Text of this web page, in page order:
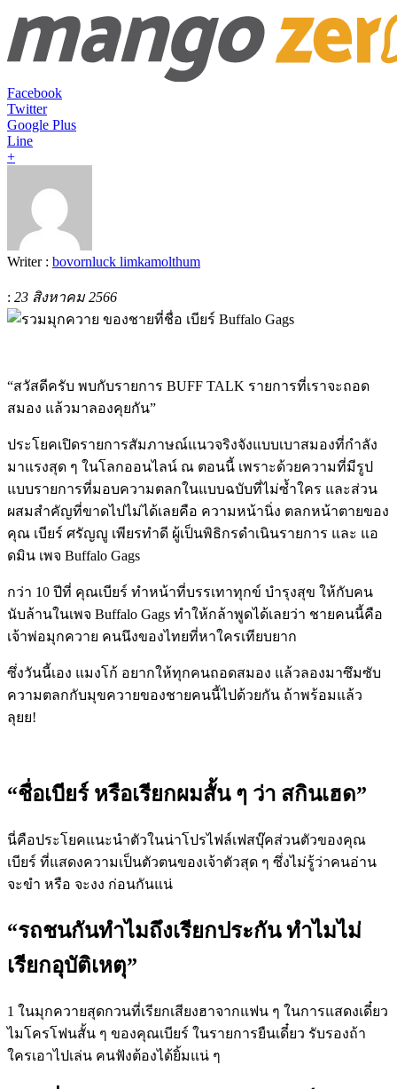
Facebook
Twitter
Google Plus
Line
+
Writer : bovornluck limkamolthum
: 23 สิงหาคม 2566
“สวัสดีครับ พบกับรายการ BUFF TALK รายการที่เราจะถอด
สมอง แล้วมาลองคุยกัน”
ประโยคเปิดรายการสัมภาษณ์แนวจริงจังแบบเบาสมองที่กำลัง
มาแรงสุด ๆ ในโลกออนไลน์ ณ ตอนนี้ เพราะด้วยความที่มีรูป
แบบรายการที่มอบความตลกในแบบฉบับที่ไม่ซ้ำใคร และส่วน
ผสมสำคัญที่ขาดไปไม่ได้เลยคือ ความหน้านิ่ง ตลกหน้าตายของ
คุณ เบียร์ ศรัญญู เพียรทำดี ผู้เป็นพิธิกรดำเนินรายการ และ แอ
ดมิน เพจ Buffalo Gags
กว่า 10 ปีที่ คุณเบียร์ ทำหน้าที่บรรเทาทุกข์ บำรุงสุข ให้กับคน
นับล้านในเพจ Buffalo Gags ทำให้กล้าพูดได้เลยว่า ชายคนนี้คือ
เจ้าพ่อมุกควาย คนนึงของไทยที่หาใครเทียบยาก
ซึ่งวันนี้เอง แมงโก้ อยากให้ทุกคนถอดสมอง แล้วลองมาซึมซับ
ความตลกกับมุขควายของชายคนนี้ไปด้วยกัน ถ้าพร้อมแล้ว
ลุยย!
“ชื่อเบียร์ หรือเรียกผมสั้น ๆ ว่า สกินเฮด”
นี่คือประโยคแนะนำตัวในน่าโปรไฟล์เฟสบุ๊คส่วนตัวของคุณ
เบียร์ ที่แสดงความเป็นตัวตนของเจ้าตัวสุด ๆ ซึ่งไม่รู้ว่าคนอ่าน
จะขำ หรือ จะงง ก่อนกันแน่
“รถชนกันทำไมถึงเรียกประกัน ทำไมไม่
เรียกอุบัติเหตุ”
1 ในมุกควายสุดกวนที่เรียกเสียงฮาจากแฟน ๆ ในการแสดงเดี๋ยว
ไมโครโฟนสั้น ๆ ของคุณเบียร์ ในรายการยืนเดี๋ยว รับรองถ้า
ใครเอาไปเล่น คนฟังต้องได้ยิ้มแน่ ๆ